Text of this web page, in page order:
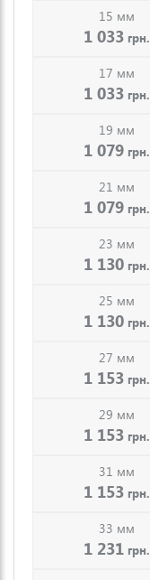
15 мм
1 033 грн.
17 мм
1 033 грн.
19 мм
1 079 грн.
21 мм
1 079 грн.
23 мм
1 130 грн.
25 мм
1 130 грн.
27 мм
1 153 грн.
29 мм
1 153 грн.
31 мм
1 153 грн.
33 мм
1 231 грн.